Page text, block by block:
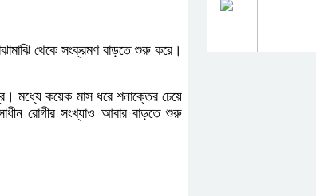
থেকে সংক্রমণ বাড়তে শুরু করে।
মধ্যে কয়েক মাস ধরে শনাক্তের চেয়ে
রোগীর সংখ্যাও আবার বাড়তে শুরু